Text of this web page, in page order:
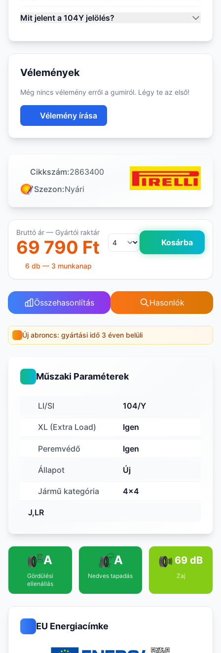
Mit jelent a 104Y jelölés?
Vélemények
Még nincs vélemény erről a gumiról. Légy te az első!
Vélemény írása
Cikkszám:2863400
Szezon:Nyári
Bruttó ár — Gyártói raktár
69 790 Ft Kosárba
6 db — 3 munkanap
Összehasonlítás Hasonlók
Új abroncs: gyártási idő 3 éven belüli
Műszaki Paraméterek
LI/SI 104/Y
XL (Extra Load) Igen
Peremvédő Igen
Állapot Új
Jármű kategória 4x4
J,LR
A
Gördülési
ellenállás
A
Nedves tapadás
69 dB
Zaj
EU Energiacímke